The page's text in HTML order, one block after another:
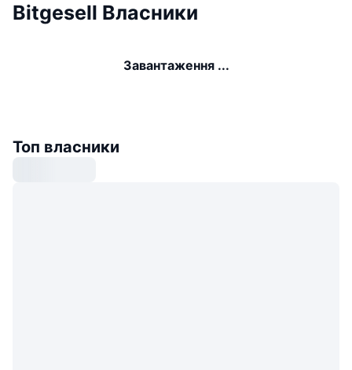
Bitgesell Власники
Завантаження ...
Топ власники